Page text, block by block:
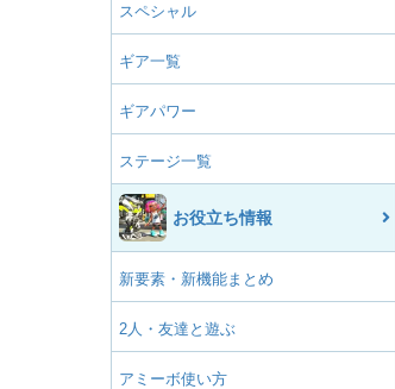
スペシャル
ギア一覧
ギアパワー
ステージ一覧
お役立ち情報
新要素・新機能まとめ
2人・友達と遊ぶ
アミーボ使い方